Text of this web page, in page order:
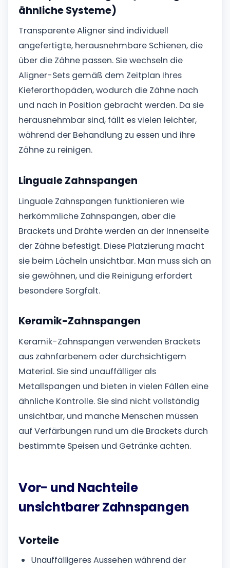
ähnliche Systeme)
Transparente Aligner sind individuell
angefertigte, herausnehmbare Schienen, die
über die Zähne passen. Sie wechseln die
Aligner-Sets gemäß dem Zeitplan Ihres
Kieferorthopäden, wodurch die Zähne nach
und nach in Position gebracht werden. Da sie
herausnehmbar sind, fällt es vielen leichter,
während der Behandlung zu essen und ihre
Zähne zu reinigen.
Linguale Zahnspangen
Linguale Zahnspangen funktionieren wie
herkömmliche Zahnspangen, aber die
Brackets und Drähte werden an der Innenseite
der Zähne befestigt. Diese Platzierung macht
sie beim Lächeln unsichtbar. Man muss sich an
sie gewöhnen, und die Reinigung erfordert
besondere Sorgfalt.
Keramik-Zahnspangen
Keramik-Zahnspangen verwenden Brackets
aus zahnfarbenem oder durchsichtigem
Material. Sie sind unauffälliger als
Metallspangen und bieten in vielen Fällen eine
ähnliche Kontrolle. Sie sind nicht vollständig
unsichtbar, und manche Menschen müssen
auf Verfärbungen rund um die Brackets durch
bestimmte Speisen und Getränke achten.
Vor- und Nachteile
unsichtbarer Zahnspangen
Vorteile
Unauffälligeres Aussehen während der